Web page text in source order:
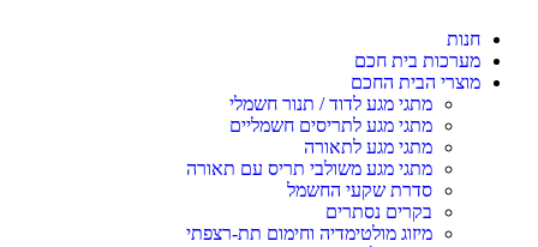
חנות
מערכות בית חכם
מוצרי הבית החכם
מתגי מגע לדוד / תנור חשמלי
מתגי מגע לתריסים חשמליים
מתגי מגע לתאורה
מתגי מגע משולבי תריס עם תאורה
סדרת שקעי החשמל
בקרים נסתרים
מיזוג מולטימדיה וחימום תת-רצפתי